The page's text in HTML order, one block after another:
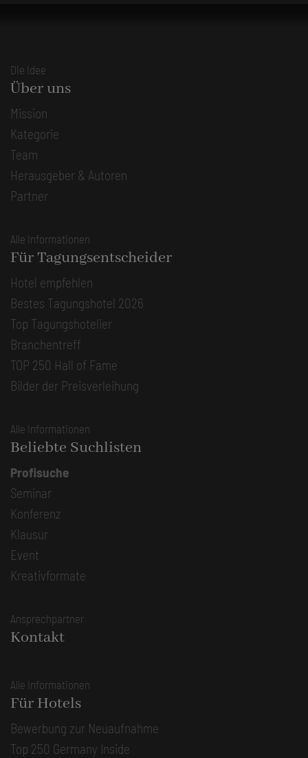
Die Idee
Über uns
Mission
Kategorie
Team
Herausgeber & Autoren
Partner
Alle Informationen
Für Tagungsentscheider
Hotel empfehlen
Bestes Tagungshotel 2026
Top Tagungshotelier
Branchentreff
TOP 250 Hall of Fame
Bilder der Preisverleihung
Alle Informationen
Beliebte Suchlisten
Profisuche
Seminar
Konferenz
Klausur
Event
Kreativformate
Ansprechpartner
Kontakt
Alle Informationen
Für Hotels
Bewerbung zur Neuaufnahme
Top 250 Germany Inside